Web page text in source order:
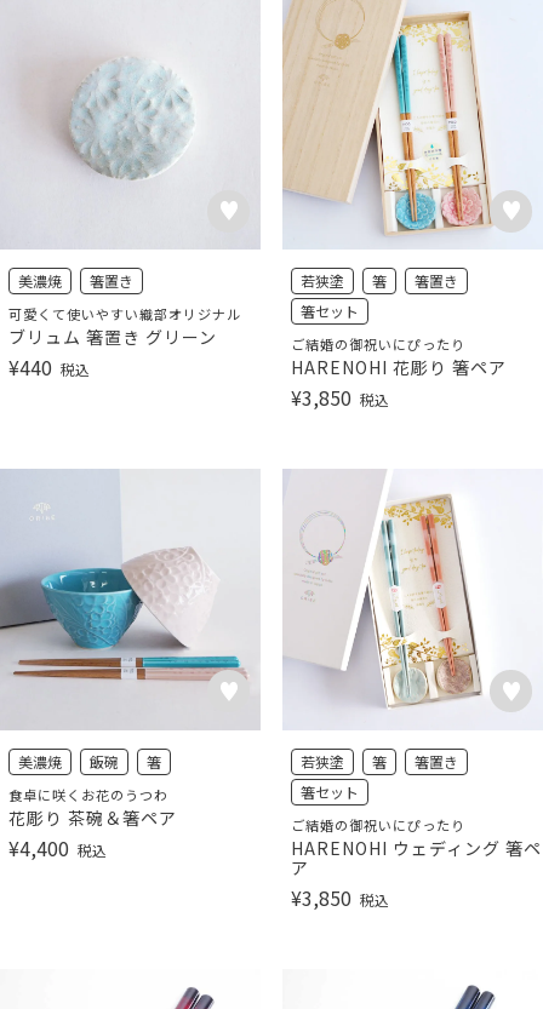
美濃焼 箸置き
可愛くて使いやすい織部オリジナル
ブリュム 箸置き グリーン
¥440 税込
若狭塗 箸
箸置き
箸セット
ご結婚の御祝いにぴったり
HARENOHI 花彫り 箸ペア
¥3,850 税込
美濃焼 飯碗 箸
食卓に咲くお花のうつわ
花彫り 茶碗＆箸ペア
¥4,400 税込
若狭塗 箸
箸置き
箸セット
ご結婚の御祝いにぴったり
HARENOHI ウェディング 箸ペ
ア
¥3,850 税込